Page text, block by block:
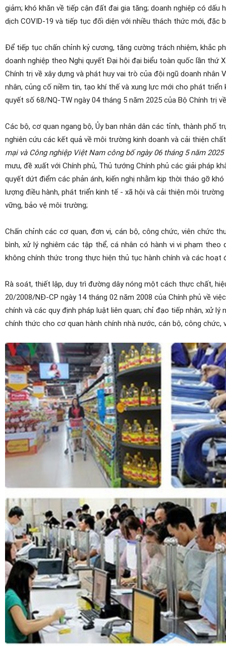
giảm; khó khăn về tiếp cận đất đai gia tăng; doanh nghiệp có
dịch COVID-19 và tiếp tục đối diện với nhiều thách thức mới,
Để tiếp tục chấn chỉnh kỷ cương, tăng cường trách nhiệm, khắc
doanh nghiệp theo Nghị quyết Đại hội đại biểu toàn quốc lần thứ
Chính trị về xây dựng và phát huy vai trò của đội ngũ doanh
nhân, củng cố niềm tin, tạo khí thế và xung lực mới cho phát
quyết số 68/NQ-TW ngày 04 tháng 5 năm 2025 của Bộ Chính trị
Các bộ, cơ quan ngang bộ, Ủy ban nhân dân các tỉnh, thành
nghiên cứu các kết quả về môi trường kinh doanh và cải thiện
mại và Công nghiệp Việt Nam công bố ngày 06 tháng 5 năm
mưu, đề xuất với Chính phủ, Thủ tướng Chính phủ các giải pháp
quyết dứt điểm các phản ánh, kiến nghị nhằm kịp thời tháo gỡ
lượng điều hành, phát triển kinh tế - xã hội và cải thiện môi
vững, bảo vệ môi trường;
Chấn chỉnh các cơ quan, đơn vị, cán bộ, công chức, viên chức
bình, xử lý nghiêm các tập thể, cá nhân có hành vi vi phạm
không chính thức trong thực hiện thủ tục hành chính và các hoạt
Rà soát, thiết lập, duy trì đường dây nóng một cách thực chất,
20/2008/NĐ-CP ngày 14 tháng 02 năm 2008 của Chính phủ về
chính và các quy định pháp luật liên quan; chỉ đạo tiếp nhận, xử
chính thức cho cơ quan hành chính nhà nước, cán bộ, công chức,